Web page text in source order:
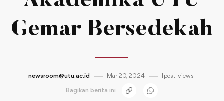
Gemar Bersedekah
newsroom@utu.ac.id Mar 20, 2024 [post-views]
Bagikan berita ini